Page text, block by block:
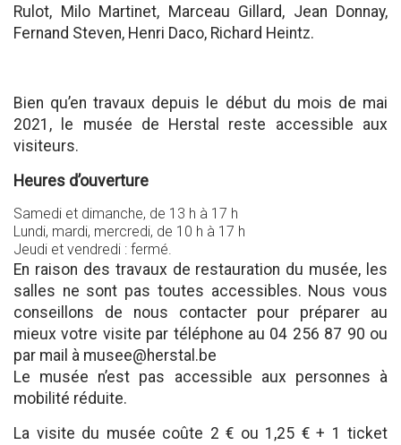
Rulot, Milo Martinet, Marceau Gillard, Jean Donnay,
Fernand Steven, Henri Daco, Richard Heintz.
Bien qu’en travaux depuis le début du mois de mai
2021, le musée de Herstal reste accessible aux
visiteurs.
Heures d’ouverture
Samedi et dimanche, de 13 h à 17 h
Lundi, mardi, mercredi, de 10 h à 17 h
Jeudi et vendredi : fermé.
En raison des travaux de restauration du musée, les
salles ne sont pas toutes accessibles. Nous vous
conseillons de nous contacter pour préparer au
mieux votre visite par téléphone au 04 256 87 90 ou
par mail à musee@herstal.be
Le musée n’est pas accessible aux personnes à
mobilité réduite.
La visite du musée coûte 2 € ou 1,25 € + 1 ticket